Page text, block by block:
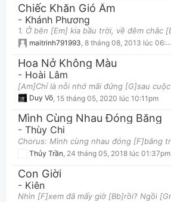
Chiếc Khăn Gió Ấm
- Khánh Phương
maitrinh791993, 8 tháng 08, 2013 lúc 06:17pm
Hoa Nở Không Màu
- Hoài Lâm
Duy Võ 15 tháng 05, 2020 lúc 10:11pm
Mình Cùng Nhau Đóng Băng
- Thùy Chi
Thủy Trần 24 tháng 05, 2018 lúc 01:37pm
Con Giời
- Kiên